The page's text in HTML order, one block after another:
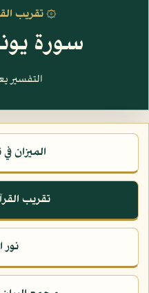
۞ تقريب
سورة
التفسير
الميزان
تقريب
نور